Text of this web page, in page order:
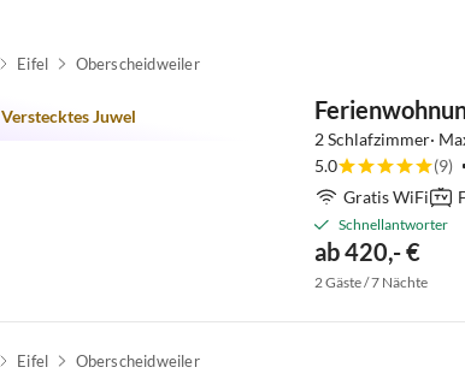
Eifel Oberscheidweiler
Verstecktes Juwel
2 Schlafzimmer·
5.0
(9)
Gratis WiFi
Schnellantworter
ab 420,- €
2 Gäste / 7 Nächte
Eifel Oberscheidweiler